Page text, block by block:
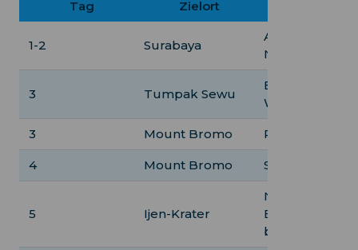
Tag Zielort
1-2 Surabaya
Ankunft,
3 Tumpak Sewu
Besuch des
Wasserfalls
3 Mount Bromo Reise nach
4 Mount Bromo
5 Ijen-Krater
Blaue
beobachten